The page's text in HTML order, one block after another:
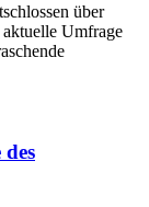
über
Umfrage